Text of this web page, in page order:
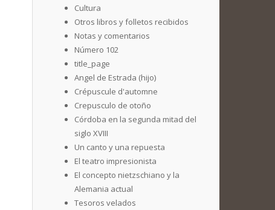
Cultura
Otros libros y folletos recibidos
Notas y comentarios
Número 102
title_page
Angel de Estrada (hijo)
Crépuscule d'automne
Crepusculo de otoño
Córdoba en la segunda mitad del
siglo XVIII
Un canto y una repuesta
El teatro impresionista
El concepto nietzschiano y la
Alemania actual
Tesoros velados